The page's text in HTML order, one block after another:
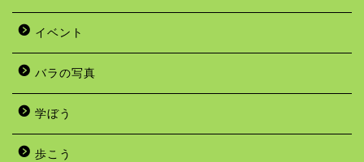
イベント
バラの写真
学ぼう
歩こう